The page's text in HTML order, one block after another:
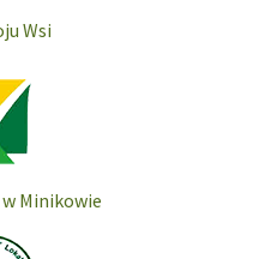
Wsi
Minikowie